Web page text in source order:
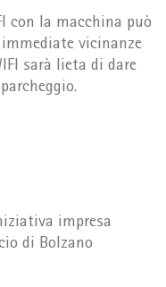
con la macchina può
vicinanze
sarà lieta di dare
impresa
di Bolzano